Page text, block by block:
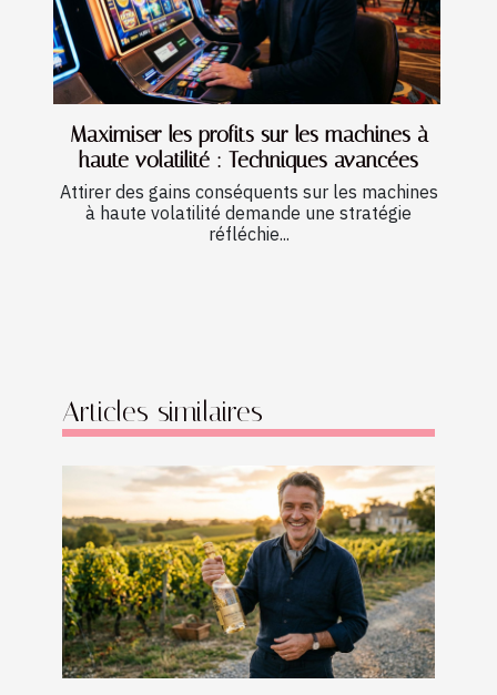
Maximiser les profits sur les machines à
haute volatilité : Techniques avancées
Attirer des gains conséquents sur les machines
à haute volatilité demande une stratégie
réfléchie...
Articles similaires